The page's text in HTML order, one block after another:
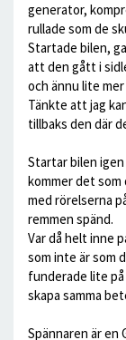
generator,
rullade som de
Startade bilen,
att den gått i
och ännu lite
Tänkte att jag
tillbaks den där
Startar bilen
kommer det
med rörelserna
remmen spänd.
Var då helt inne
som inte är som
funderade lite
skapa samma
Spännaren är en